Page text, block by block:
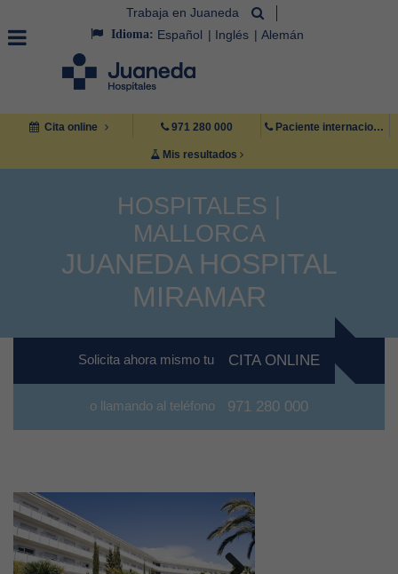
Trabaja en Juaneda
Idioma: Español Inglés Alemán
Cita online 971 280 000 Paciente internacional +34 971 222 222
Mis resultados
HOSPITALES |
MALLORCA
JUANEDA HOSPITAL
MIRAMAR
Solicita ahora mismo tu CITA ONLINE
o llamando al teléfono 971 280 000